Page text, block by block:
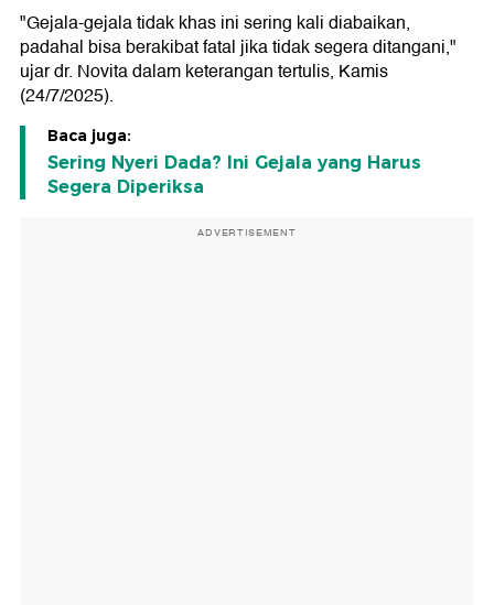
"Gejala-gejala tidak khas ini sering kali diabaikan,
padahal bisa berakibat fatal jika tidak segera ditangani,"
ujar dr. Novita dalam keterangan tertulis, Kamis
(24/7/2025).
Baca juga:
Sering Nyeri Dada? Ini Gejala yang Harus
Segera Diperiksa
ADVERTISEMENT